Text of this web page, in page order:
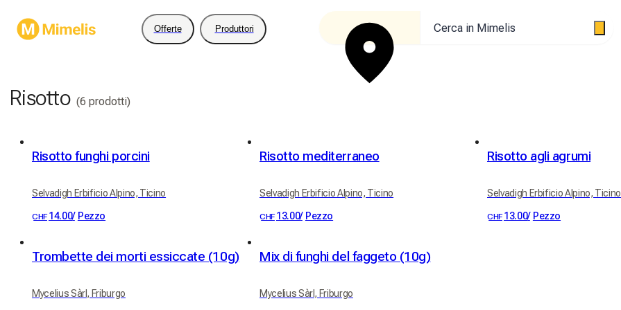
Offerte Produttori Cerca in Mimelis
Risotto (6 prodotti)
Risotto funghi porcini
Selvadigh Erbificio Alpino, Ticino
CHF 14.00/ Pezzo
Risotto mediterraneo
Selvadigh Erbificio Alpino, Ticino
CHF 13.00/ Pezzo
Risotto agli agrumi
Selvadigh Erbificio Alpino, Ticino
CHF 13.00/ Pezzo
Trombette dei morti essiccate (10g)
Mycelius Sàrl, Friburgo
Mix di funghi del faggeto (10g)
Mycelius Sàrl, Friburgo